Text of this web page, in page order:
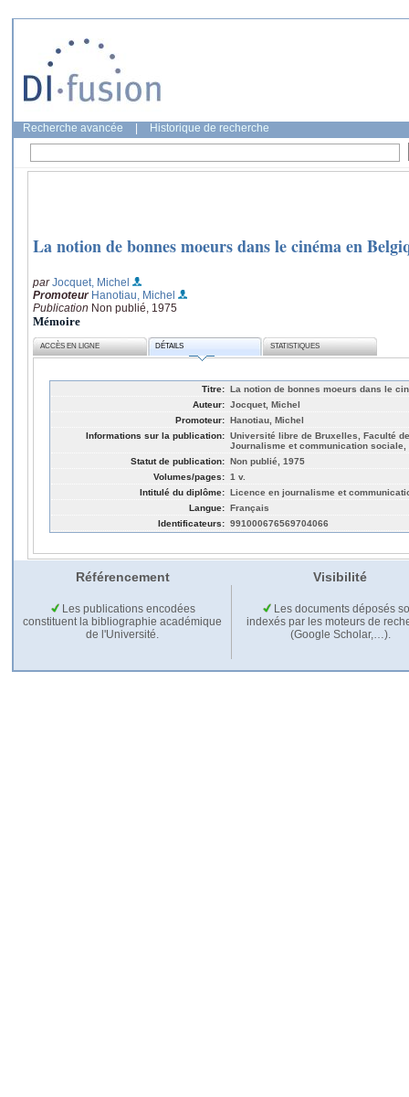
Recherche avancée Historique de recherche
La notion de bonnes moeurs dans le cinéma en
parJocquet, Michel
Promoteur Hanotiau, Michel
Publication Non publié, 1975
Mémoire
ACCÈS EN LIGNE DÉTAILS STATISTIQUES
Titre: La notion de bonnes moeurs dans le
Auteur: Jocquet, Michel
Promoteur: Hanotiau, Michel
Informations sur la publication: Université libre de Bruxelles, Faculté
Journalisme et communication sociale,
Statut de publication: Non publié, 1975
Volumes/pages: 1 v.
Intitulé du diplôme: Licence en journalisme et
Langue: Français
Identificateurs: 991000676569704066
Référencement Visibilité
Les publications encodées
constituent la bibliographie académique
de l'Université.
Les documents déposés
indexés par les moteurs de
(Google Scholar,…).